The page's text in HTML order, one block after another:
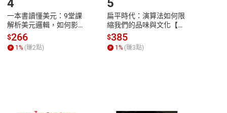
4
一本書讀懂美元：9堂課
解析美元邏輯，如何影響
全球經濟和每個人的投資
【電子書】
$266
1% (賺2點)
5
扁平時代：演算法如何限
縮我們的品味與文化【電
子書】
$385
1% (賺3點)